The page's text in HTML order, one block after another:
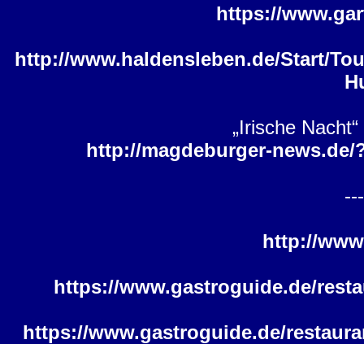
https://
http://www.haldensleben.de/Start/
„Irische
http://magdeburger-news.de/
http://
https://www.gastroguide.de/
https://www.gastroguide.de/